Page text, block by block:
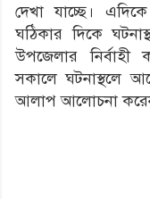
দেখা যাচ্ছে।
ঘঠিকার দিকে
উপজেলার নির্বাহী
সকালে ঘটনাস্থলে
আলাপ আলোচনা